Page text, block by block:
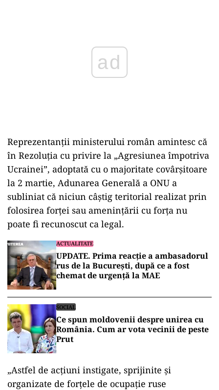
ad
Reprezentanţii ministerului român amintesc că
în Rezoluţia cu privire la „Agresiunea împotriva
Ucrainei”, adoptată cu o majoritate covârşitoare
la 2 martie, Adunarea Generală a ONU a
subliniat că niciun câştig teritorial realizat prin
folosirea forţei sau ameninţării cu forţa nu
poate fi recunoscut ca legal.
ACTUALITATE
UPDATE. Prima reacție a ambasadorul
rus de la București, după ce a fost
chemat de urgență la MAE
SOCIAL
Ce spun moldovenii despre unirea cu
România. Cum ar vota vecinii de peste
Prut
„Astfel de acţiuni instigate, sprijinite şi
organizate de forţele de ocupaţie ruse